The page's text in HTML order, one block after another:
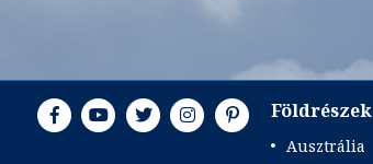
Földrészek
Ausztrália